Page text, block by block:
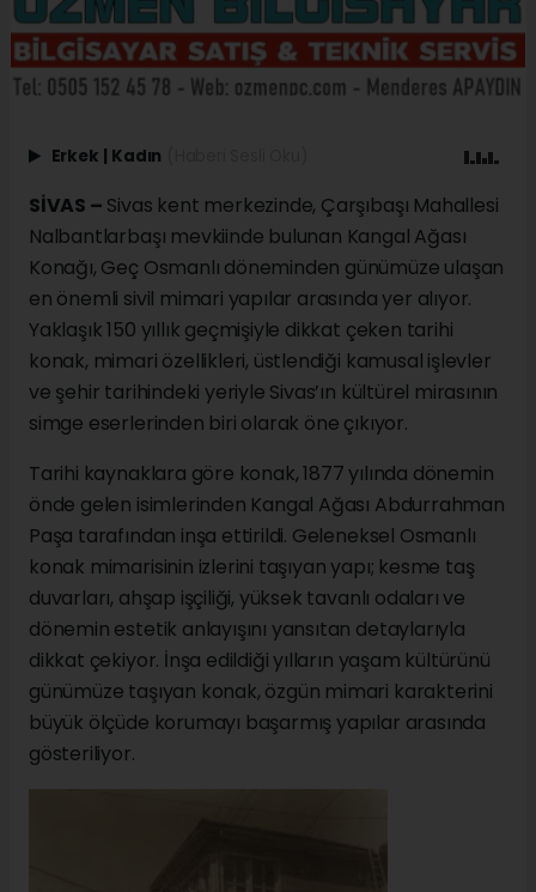
Erkek | Kadın
SİVAS – Sivas kent merkezinde, Çarşıbaşı Mahallesi
Nalbantlarbaşı mevkiinde bulunan Kangal Ağası
Konağı, Geç Osmanlı döneminden günümüze ulaşan
en önemli sivil mimari yapılar arasında yer alıyor.
Yaklaşık 150 yıllık geçmişiyle dikkat çeken tarihi
konak, mimari özellikleri, üstlendiği kamusal işlevler
ve şehir tarihindeki yeriyle Sivas’ın kültürel mirasının
simge eserlerinden biri olarak öne çıkıyor.
Tarihi kaynaklara göre konak, 1877 yılında dönemin
önde gelen isimlerinden Kangal Ağası Abdurrahman
Paşa tarafından inşa ettirildi. Geleneksel Osmanlı
konak mimarisinin izlerini taşıyan yapı; kesme taş
duvarları, ahşap işçiliği, yüksek tavanlı odaları ve
dönemin estetik anlayışını yansıtan detaylarıyla
dikkat çekiyor. İnşa edildiği yılların yaşam kültürünü
günümüze taşıyan konak, özgün mimari karakterini
büyük ölçüde korumayı başarmış yapılar arasında
gösteriliyor.